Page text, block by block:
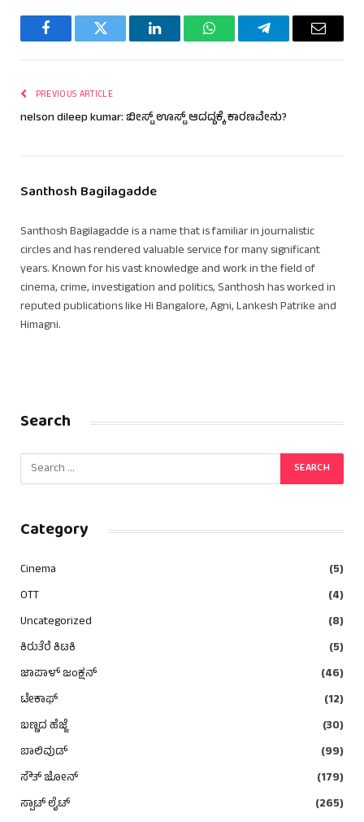
FacebookTwitter LinkedInWhatsAppTelegramEmail
PREVIOUS ARTICLE
nelson dileep kumar: ಬೀಸ್ಟ್ ಊಸ್ಟ್ ಆದದ್ದಕ್ಕೆ ಕಾರಣವೇನು?
Santhosh Bagilagadde
Santhosh Bagilagadde is a name that is familiar in journalistic
circles and has rendered valuable service for many significant
years. Known for his vast knowledge and work in the field of
cinema, crime, investigation and politics, Santhosh has worked in
reputed publications like Hi Bangalore, Agni, Lankesh Patrike and
Himagni.
Search
Category
Cinema
(5)
OTT
(4)
Uncategorized
(8)
ಕಿರುತೆರೆ ಕಿಟಕಿ
(5)
ಜಾಪಾಳ್ ಜಂಕ್ಷನ್
(46)
ಟೇಕಾಫ್
(12)
ಬಣ್ಣದ ಹೆಜ್ಜೆ
(30)
ಬಾಲಿವುಡ್
(99)
ಸೌತ್ ಜೋನ್
(179)
ಸ್ಪಾಟ್ ಲೈಟ್
(265)